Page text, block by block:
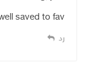
saved to fav
رد